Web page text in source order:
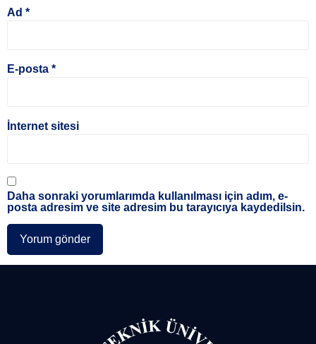
Ad *
E-posta *
İnternet sitesi
Daha sonraki yorumlarımda kullanılması için adım, e-
posta adresim ve site adresim bu tarayıcıya kaydedilsin.